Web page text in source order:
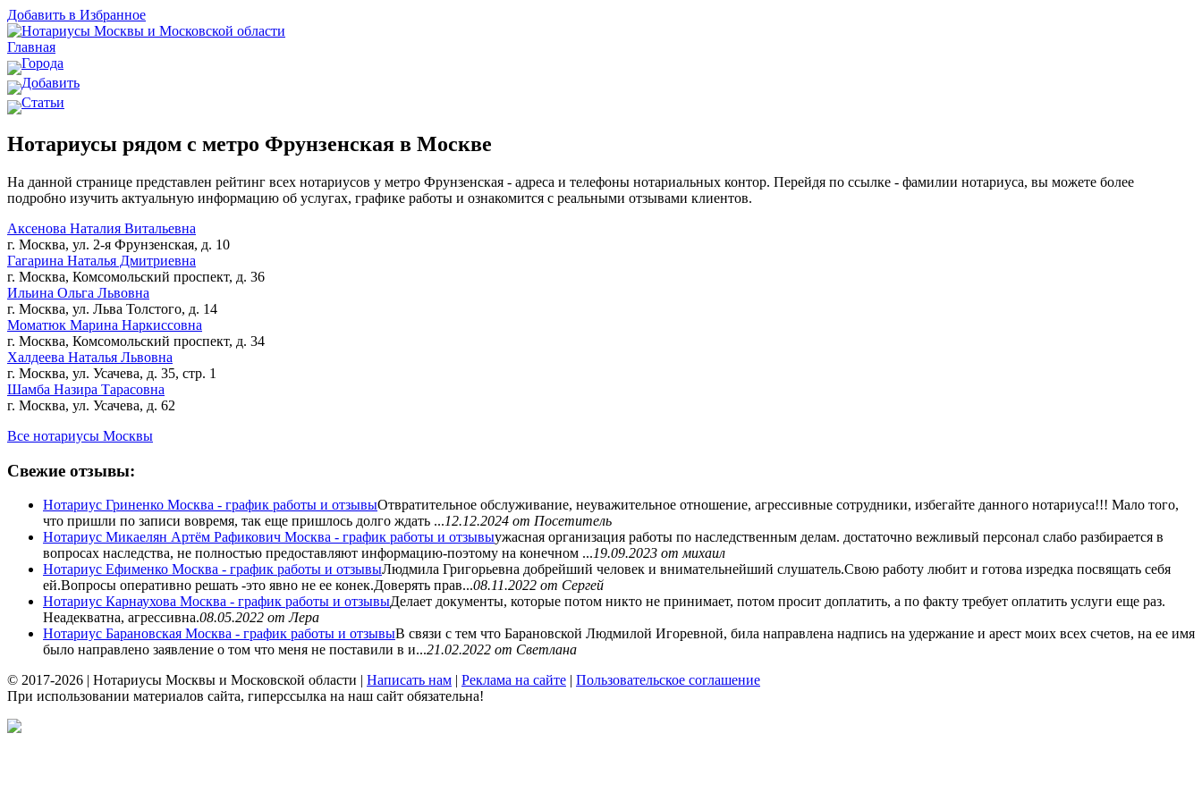
Добавить в Избранное
Главная
Города
Добавить
Статьи
Нотариусы рядом с метро Фрунзенская в Москве
На данной странице представлен рейтинг всех нотариусов у метро Фрунзенская - адреса и телефоны нотариальных контор. Перейдя по ссылке - фамилии нотариуса, вы можете более
подробно изучить актуальную информацию об услугах, графике работы и ознакомится с реальными отзывами клиентов.
Аксенова Наталия Витальевна
г. Москва, ул. 2-я Фрунзенская, д. 10
Гагарина Наталья Дмитриевна
г. Москва, Комсомольский проспект, д. 36
Ильина Ольга Львовна
г. Москва, ул. Льва Толстого, д. 14
Моматюк Марина Наркиссовна
г. Москва, Комсомольский проспект, д. 34
Халдеева Наталья Львовна
г. Москва, ул. Усачева, д. 35, стр. 1
Шамба Назира Тарасовна
г. Москва, ул. Усачева, д. 62
Все нотариусы Москвы
Свежие отзывы:
Нотариус Гриненко Москва - график работы и отзывыОтвратительное обслуживание, неуважительное отношение, агрессивные сотрудники, избегайте данного нотариуса!!! Мало того,
что пришли по записи вовремя, так еще пришлось долго ждать ...12.12.2024 от Посетитель
Нотариус Микаелян Артём Рафикович Москва - график работы и отзывыужасная организация работы по наследственным делам. достаточно вежливый персонал слабо разбирается в
вопросах наследства, не полностью предоставляют информацию-поэтому на конечном ...19.09.2023 от михаил
Нотариус Ефименко Москва - график работы и отзывыЛюдмила Григорьевна добрейший человек и внимательнейший слушатель.Свою работу любит и готова изредка посвящать себя
ей.Вопросы оперативно решать -это явно не ее конек.Доверять прав...08.11.2022 от Сергей
Нотариус Карнаухова Москва - график работы и отзывыДелает документы, которые потом никто не принимает, потом просит доплатить, а по факту требует оплатить услуги еще раз.
Неадекватна, агрессивна.08.05.2022 от Лера
Нотариус Барановская Москва - график работы и отзывыВ связи с тем что Барановской Людмилой Игоревной, била направлена надпись на удержание и арест моих всех счетов, на ее имя
было направлено заявление о том что меня не поставили в и...21.02.2022 от Светлана
© 2017-2026 | Нотариусы Москвы и Московской области | Написать нам | Реклама на сайте | Пользовательское соглашение
При использовании материалов сайта, гиперссылка на наш сайт обязательна!